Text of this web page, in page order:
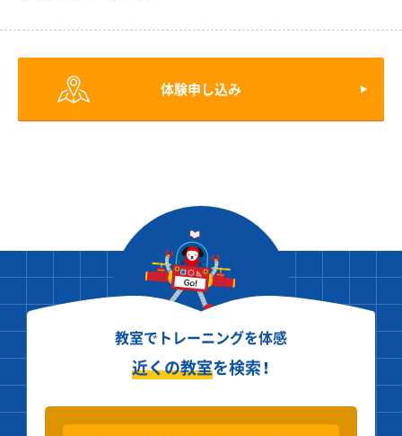
体験申し込み
教室でトレーニングを体感
近くの教室を検索！